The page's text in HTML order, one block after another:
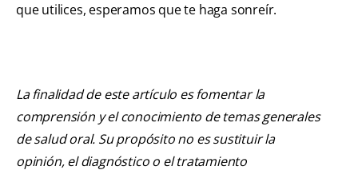
que utilices, esperamos que te haga sonreír.
La finalidad de este artículo es fomentar la
comprensión y el conocimiento de temas generales
de salud oral. Su propósito no es sustituir la
opinión, el diagnóstico o el tratamiento